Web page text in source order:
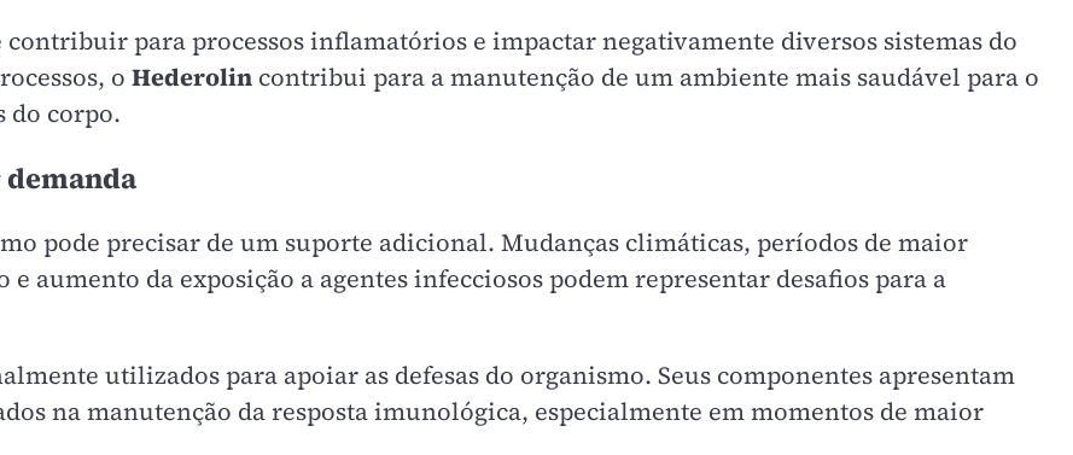
contribuir para processos inflamatórios e impactar negativamente diversos sistemas do
o Hederolin contribui para a manutenção de um ambiente mais saudável para o
do corpo.
pode precisar de um suporte adicional. Mudanças climáticas, períodos de maior
aumento da exposição a agentes infecciosos podem representar desafios para a
utilizados para apoiar as defesas do organismo. Seus componentes apresentam
na manutenção da resposta imunológica, especialmente em momentos de maior